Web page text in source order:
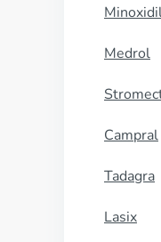
Medrol
Campral
Tadagra
Lasix